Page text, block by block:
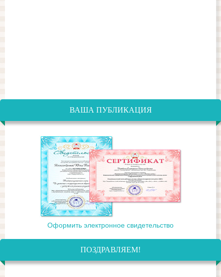
ВАША ПУБЛИКАЦИЯ
Оформить электронное свидетельство
ПОЗДРАВЛЯЕМ!